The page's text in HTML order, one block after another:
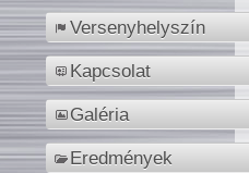
Versenyhelyszín
Kapcsolat
Galéria
Eredmények